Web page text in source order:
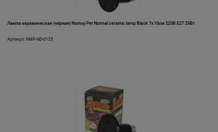
Лампа керамическая (черная) Nomoy Pet Normal ceramic lamp Black 7х10см 220В E27 25Вт
Артикул: NMP-ND-0125